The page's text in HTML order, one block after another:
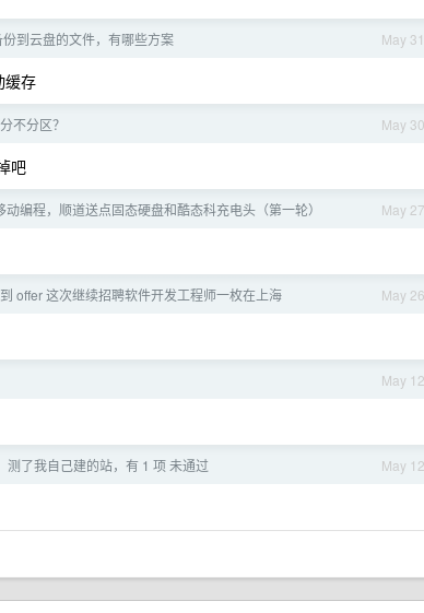
May 31
到云盘的文件，有哪些方案
缓存
May 30
不分区？
吧
May 27
编程，顺道送点固态硬盘和酷态科充电头（第一轮）
May 26
offer 这次继续招聘软件开发工程师一枚在上海
May 12
May 12
测了我自己建的站，有 1 项 未通过